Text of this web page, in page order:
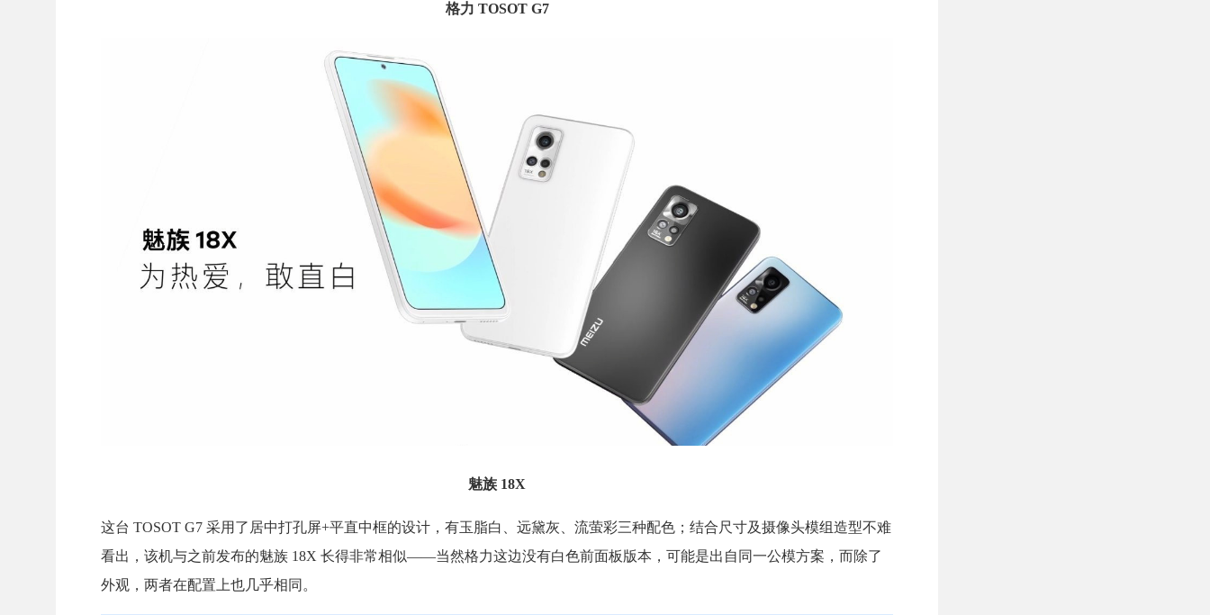
格力 TOSOT G7
魅族 18X
这台 TOSOT G7 采用了居中打孔屏+平直中框的设计，有玉脂白、远黛灰、流萤彩三种配色；结合尺寸及摄像头模组造型不难
看出，该机与之前发布的魅族 18X 长得非常相似——当然格力这边没有白色前面板版本，可能是出自同一公模方案，而除了
外观，两者在配置上也几乎相同。